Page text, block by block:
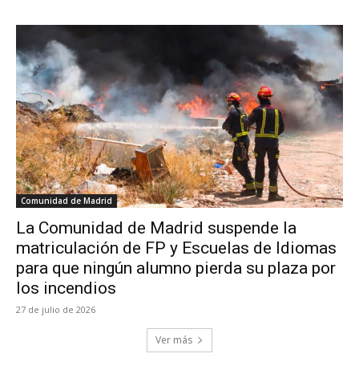
Comunidad de Madrid
La Comunidad de Madrid suspende la
matriculación de FP y Escuelas de Idiomas
para que ningún alumno pierda su plaza por
los incendios
27 de julio de 2026
Ver más